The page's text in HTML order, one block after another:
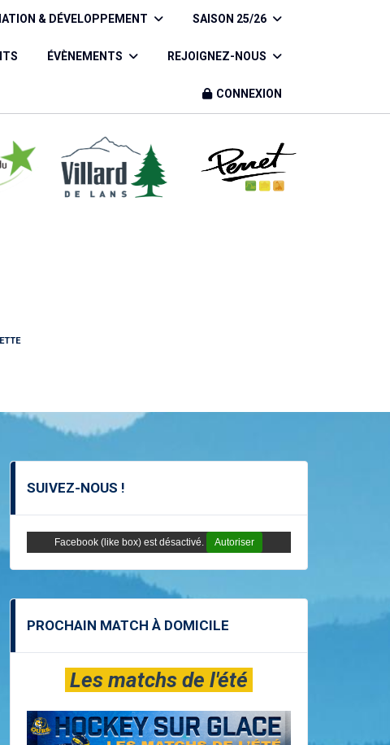
& DÉVELOPPEMENT SAISON 25/26
ÉVÈNEMENTS REJOIGNEZ-NOUS
CONNEXION
SUIVEZ-NOUS !
Facebook (like box) est désactivé. Autoriser
PROCHAIN MATCH À DOMICILE
Les matchs de l'été